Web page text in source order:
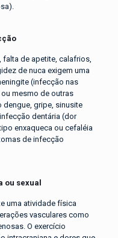
de apetite, calafrios,
de nuca exigem uma
(infecção nas
mesmo de outras
gripe, sinusite
dentária (dor
enxaqueca ou cefaléia
de infecção
ou sexual
uma atividade física
vasculares como
O exercício